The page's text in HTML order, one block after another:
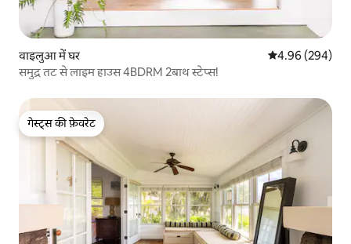
वाइलुआ में घर औसत रेटिंग 5 में से
4.96 (294)
समुद्र तट से लाइम हाउस 4BDRM 2बाथ स्टेप्स!
गेस्ट्स की फ़ेवरेट
गेस्ट्स की फ़ेवरेट